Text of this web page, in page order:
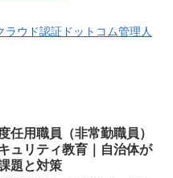
ラウド認証ドットコム管理人
任用職員（非常勤職員）
ュリティ教育｜自治体が
題と対策